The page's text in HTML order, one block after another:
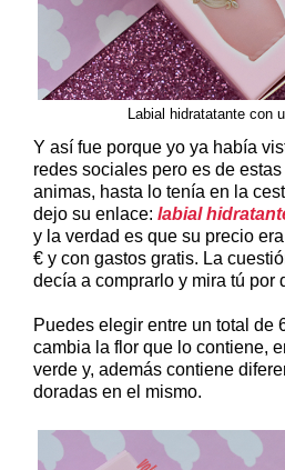
Labial hidratatante con
Y así fue porque yo ya había
redes sociales pero es de
animas, hasta lo tenía en la
dejo su enlace: labial
y la verdad es que su precio
€ y con gastos gratis. La
decía a comprarlo y mira tú por
Puedes elegir entre un total de
cambia la flor que lo contiene,
verde y, además contiene
doradas en el mismo.